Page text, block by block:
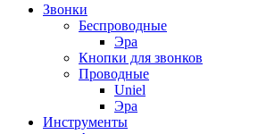
Звонки
Беспроводные
Эра
Кнопки для звонков
Проводные
Uniel
Эра
Инструменты